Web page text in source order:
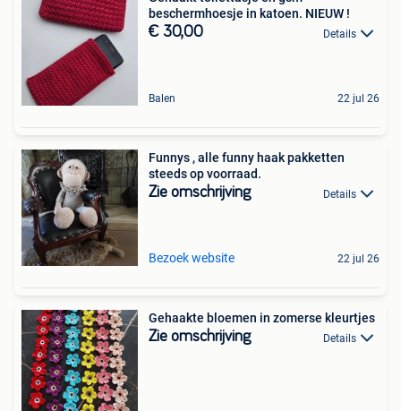
beschermhoesje in katoen. NIEUW !
€ 30,00 Details
Balen 22 jul 26
Funnys , alle funny haak pakketten
steeds op voorraad.
Zie omschrijving Details
Bezoek website 22 jul 26
Gehaakte bloemen in zomerse kleurtjes
Zie omschrijving Details